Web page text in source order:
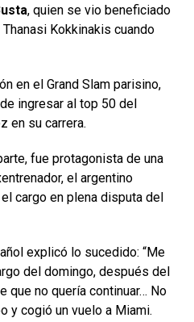
, quien se vio beneficiado
Kokkinakis cuando
en el Grand Slam parisino,
ingresar al top 50 del
en su carrera.
fue protagonista de una
el argentino
cargo en plena disputa del
explicó lo sucedido: “Me
del domingo, después del
que no quería continuar… No
y cogió un vuelo a Miami.